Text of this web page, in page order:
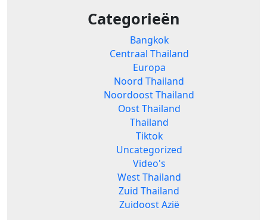
Categorieën
Bangkok
Centraal Thailand
Europa
Noord Thailand
Noordoost Thailand
Oost Thailand
Thailand
Tiktok
Uncategorized
Video's
West Thailand
Zuid Thailand
Zuidoost Azië